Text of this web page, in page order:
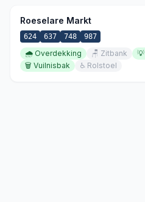
Roeselare Markt
624 637 748 987
🌧️ Overdekking 🪑 Zitbank 💡
🗑️ Vuilnisbak ♿ Rolstoel